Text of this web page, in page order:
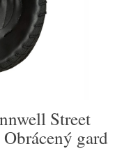
Street
gard